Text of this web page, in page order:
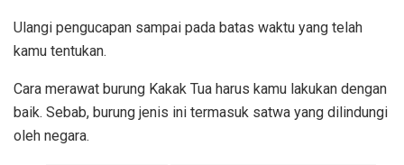
Ulangi pengucapan sampai pada batas waktu yang telah
kamu tentukan.
Cara merawat burung Kakak Tua harus kamu lakukan dengan
baik. Sebab, burung jenis ini termasuk satwa yang dilindungi
oleh negara.